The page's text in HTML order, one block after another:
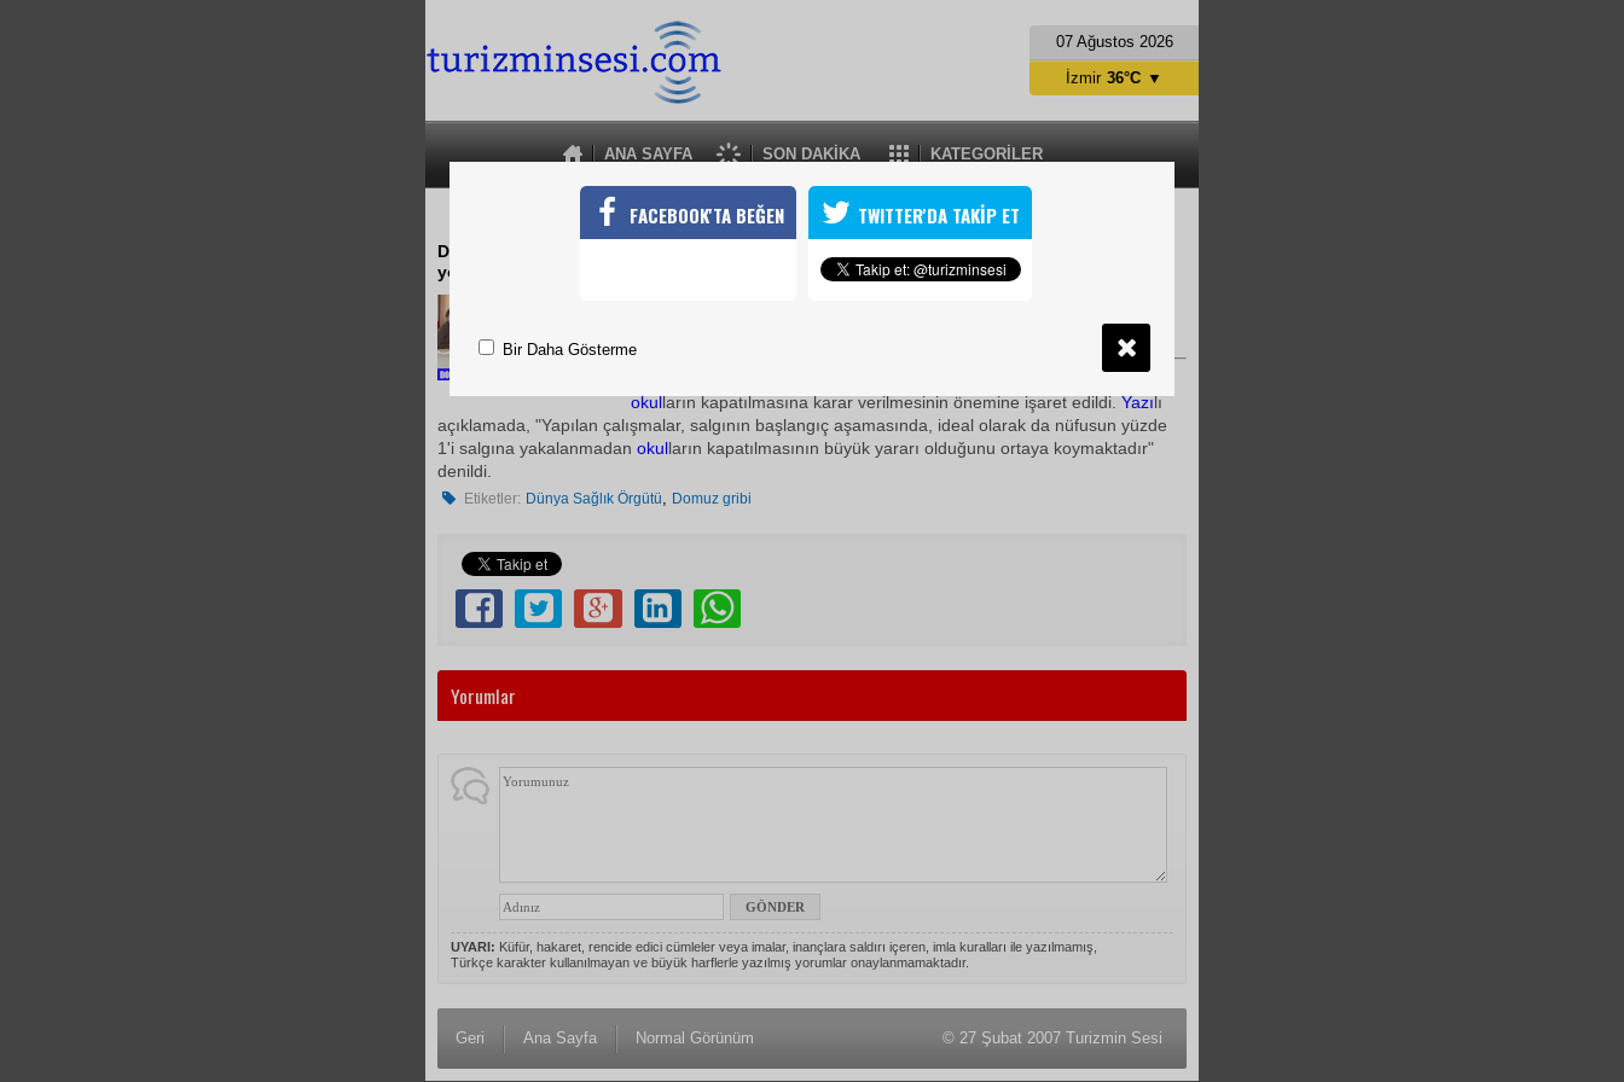
07 Ağustos 2026
ANA SAYFA SON DAKİKA KATEGORİLER
İzmir 36°C ▼
DOMUZ GRİBİ İÇİN ÇÖZÜM ARANIYOR
Dünya Sağlık Örgütü (DSÖ), domuz gribi virüsünün yayılmasını frenlemenin en etkin
yolunun okulların kapatılması olduğunu savundu
okulların kapatılmasına karar verilmesinin önemine işaret edildi.Yazılı
açıklamada, "Yapılan çalışmalar, salgının başlangıç aşamasında, ideal olarak da nüfusun yüzde
1'i salgına yakalanmadan okulların kapatılmasının büyük yararı olduğunu ortaya koymaktadır"
denildi.
Etiketler: Dünya Sağlık Örgütü, Domuz gribi
Yorumlar
UYARI: Küfür, hakaret, rencide edici cümleler veya imalar, inançlara saldırı içeren, imla kuralları ile yazılmamış,
Türkçe karakter kullanılmayan ve büyük harflerle yazılmış yorumlar onaylanmamaktadır.
Geri Ana Sayfa Normal Görünüm © 27 Şubat 2007 Turizmin Sesi
FACEBOOK'TA BEĞEN TWITTER'DA TAKİP ET
Bir Daha Gösterme